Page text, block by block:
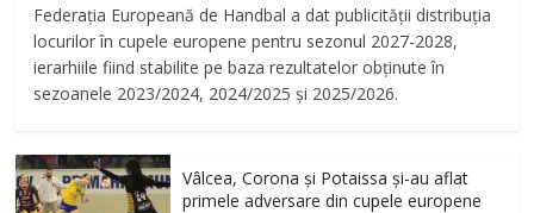
Federația Europeană de Handbal a dat publicității distribuția
locurilor în cupele europene pentru sezonul 2027-2028,
ierarhiile fiind stabilite pe baza rezultatelor obținute în
sezoanele 2023/2024, 2024/2025 și 2025/2026.
Vâlcea, Corona și Potaissa și-au aflat
primele adversare din cupele europene